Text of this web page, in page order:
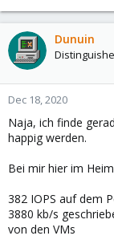
Dunuin
Dec 18, 2020
Naja, ich finde
happig werden.
Bei mir hier im
382 IOPS auf dem
3880 kb/s
von den VMs